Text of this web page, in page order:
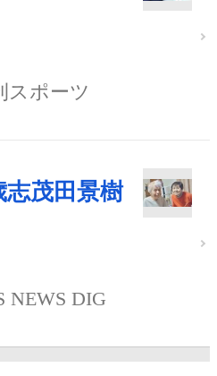
スポーツ
志茂田景樹
NEWS DIG